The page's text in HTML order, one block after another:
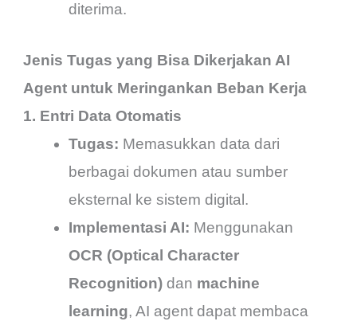
diterima.
Jenis Tugas yang Bisa Dikerjakan AI
Agent untuk Meringankan Beban Kerja
1. Entri Data Otomatis
Tugas: Memasukkan data dari
berbagai dokumen atau sumber
eksternal ke sistem digital.
Implementasi AI: Menggunakan
OCR (Optical Character
Recognition) dan machine
learning, AI agent dapat membaca